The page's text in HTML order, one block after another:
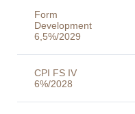
Form
Development
6,5%/2029
CPI FS IV
6%/2028